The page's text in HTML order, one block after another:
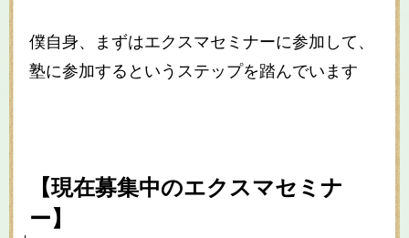
僕自身、まずはエクスマセミナーに参加して、
塾に参加するというステップを踏んでいます
【現在募集中のエクスマセミナ
ー】